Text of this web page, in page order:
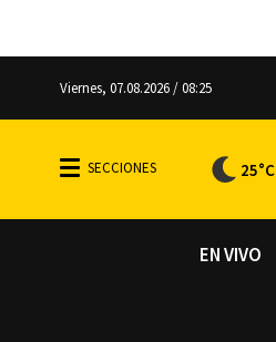
Viernes, 07.08.2026 / 08:25
25°C
EN VIVO